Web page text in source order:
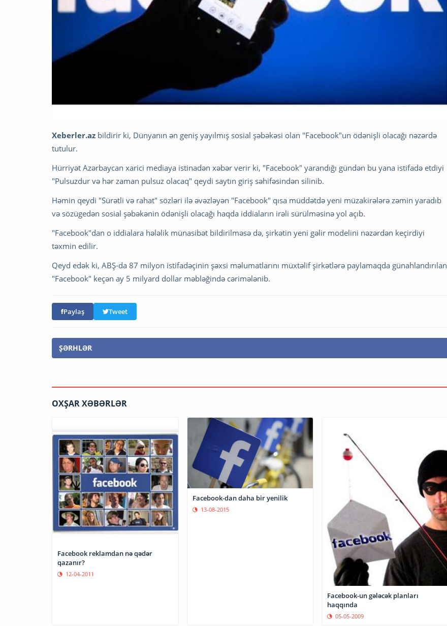
Xeberler.az bildirir ki, Dünyanın ən geniş yayılmış sosial şəbəkəsi olan "Facebook"un ödənişli olacağı nəzərdə
tutulur.
Hürriyət Azərbaycan xarici mediaya istinadən xəbər verir ki, "Facebook" yarandığı gündən bu yana istifadə etdiyi
"Pulsuzdur və hər zaman pulsuz olacaq" qeydi saytın giriş səhifəsindən silinib.
Həmin qeydi "Sürətli və rahat" sözləri ilə əvəzləyən "Facebook" qısa müddətdə yeni müzakirələrə zəmin yaradıb
və sözügedən sosial şəbəkənin ödənişli olacağı haqda iddiaların irəli sürülməsinə yol açıb.
"Facebook"dan o iddialara hələlik münasibət bildirilməsə də, şirkətin yeni gəlir modelini nəzərdən keçirdiyi
təxmin edilir.
Qeyd edək ki, ABŞ-da 87 milyon istifadəçinin şəxsi məlumatlarını müxtəlif şirkətlərə paylamaqda günahlandırılan
"Facebook" keçən ay 5 milyard dollar məbləğində cərimələnib.
Paylaş Tweet
ŞƏRHLƏR
OXŞAR XƏBƏRLƏR
Facebook reklamdan nə qədər
qazanır?
12-04-2011
Facebook-dan daha bir yenilik
13-08-2015
Facebook-un gələcək planları
haqqında
05-05-2009